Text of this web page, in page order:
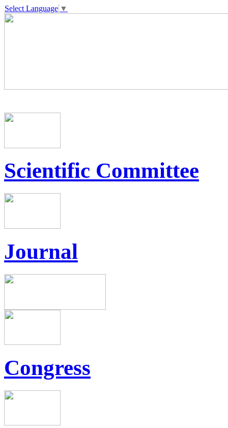
Select Language ▼
Scientific Committee
Journal
Congress